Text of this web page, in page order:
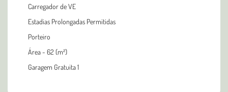
Carregador de VE
Estadias Prolongadas Permitidas
Porteiro
Área - 62 (m²)
Garagem Gratuita 1